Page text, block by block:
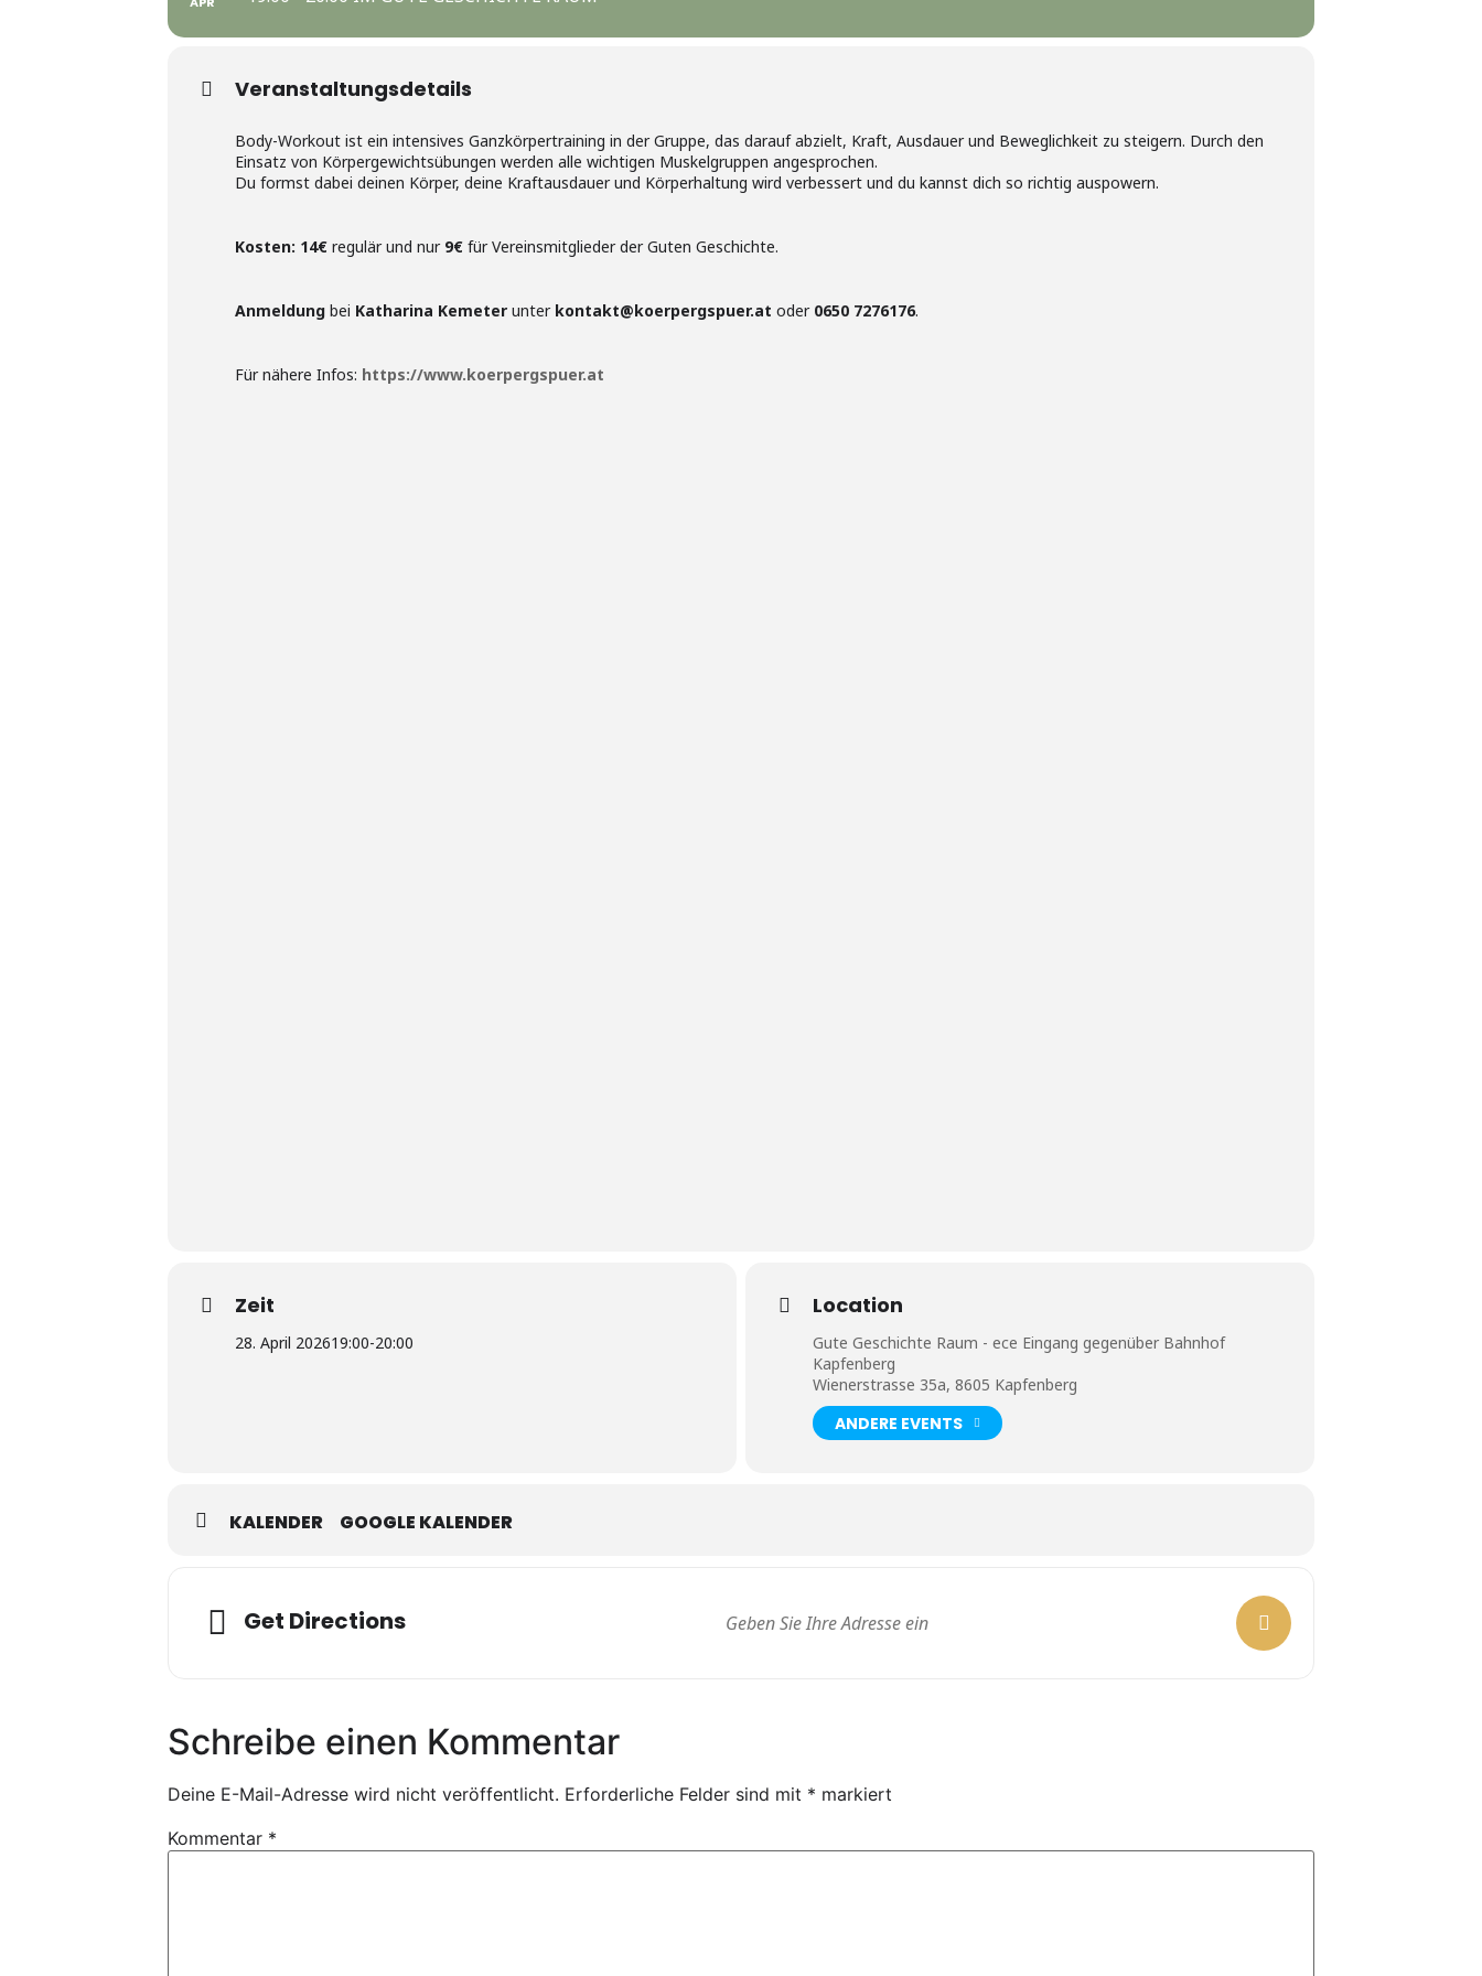
Veranstaltungsdetails
Body-Workout ist ein intensives Ganzkörpertraining in der Gruppe, das darauf abzielt, Kraft, Ausdauer und Beweglichkeit zu steigern. Durch den
Einsatz von Körpergewichtsübungen werden alle wichtigen Muskelgruppen angesprochen.
Du formst dabei deinen Körper, deine Kraftausdauer und Körperhaltung wird verbessert und du kannst dich so richtig auspowern.
Kosten: 14€ regulär und nur 9€ für Vereinsmitglieder der Guten Geschichte.
Anmeldung bei Katharina Kemeter unter kontakt@koerpergspuer.at oder 0650 7276176.
Für nähere Infos: https://www.koerpergspuer.at
Zeit
28. April 202619:00-20:00
Location
Gute Geschichte Raum - ece Eingang gegenüber Bahnhof
Kapfenberg
Wienerstrasse 35a, 8605 Kapfenberg
ANDERE EVENTS
KALENDER GOOGLE KALENDER
Get Directions
Schreibe einen Kommentar
Deine E-Mail-Adresse wird nicht veröffentlicht. Erforderliche Felder sind mit * markiert
Kommentar *